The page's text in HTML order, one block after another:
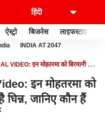
ऐस्ट्रो बिजनेस लाइफस्टाइल
INDIA AT 2047
VIDEO: इन मोहतरमा को बिरयानी और
इन मोहतरमा को
जानिए कौन हैं